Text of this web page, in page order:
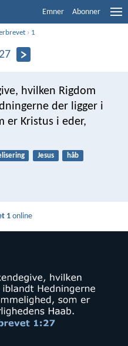
Emner Abonner
› 1
hvilken Rigdom
der ligger i
er Kristus i eder,
Jesus håb
1 online